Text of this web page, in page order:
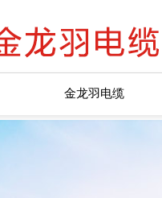
金龙羽电缆